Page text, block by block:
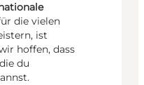
die vielen
ist
hoffen, dass
du